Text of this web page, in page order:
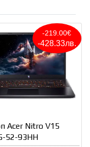
-219.00€
-428.33лв.
Acer Nitro V15
52-93HH